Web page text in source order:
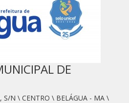
DE
S/N \ CENTRO \ BELÁGUA - MA \